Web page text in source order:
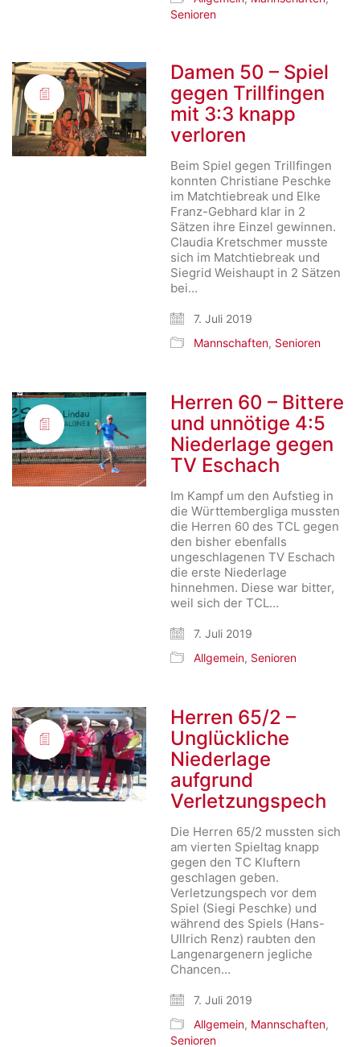
Senioren
Damen 50 – Spiel
gegen Trillfingen
mit 3:3 knapp
verloren
Beim Spiel gegen Trillfingen
konnten Christiane Peschke
im Matchtiebreak und Elke
Franz-Gebhard klar in 2
Sätzen ihre Einzel gewinnen.
Claudia Kretschmer musste
sich im Matchtiebreak und
Siegrid Weishaupt in 2 Sätzen
bei…
7. Juli 2019
Mannschaften, Senioren
Herren 60 – Bittere
und unnötige 4:5
Niederlage gegen
TV Eschach
Im Kampf um den Aufstieg in
die Württembergliga mussten
die Herren 60 des TCL gegen
den bisher ebenfalls
ungeschlagenen TV Eschach
die erste Niederlage
hinnehmen. Diese war bitter,
weil sich der TCL…
7. Juli 2019
Allgemein, Senioren
Herren 65/2 –
Unglückliche
Niederlage
aufgrund
Verletzungspech
Die Herren 65/2 mussten sich
am vierten Spieltag knapp
gegen den TC Kluftern
geschlagen geben.
Verletzungspech vor dem
Spiel (Siegi Peschke) und
während des Spiels (Hans-
Ullrich Renz) raubten den
Langenargenern jegliche
Chancen…
7. Juli 2019
Allgemein, Mannschaften,
Senioren